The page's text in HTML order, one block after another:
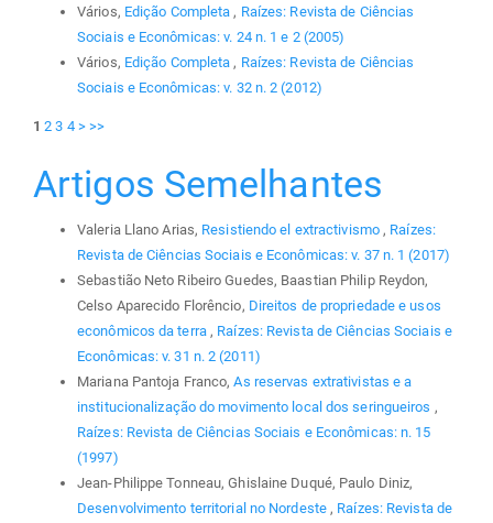
Vários, Edição Completa, Raízes: Revista de Ciências
Sociais e Econômicas: v. 24 n. 1 e 2 (2005)
Vários, Edição Completa, Raízes: Revista de Ciências
Sociais e Econômicas: v. 32 n. 2 (2012)
1 2 3 4 > >>
Artigos Semelhantes
Valeria Llano Arias, Resistiendo el extractivismo, Raízes:
Revista de Ciências Sociais e Econômicas: v. 37 n. 1 (2017)
Sebastião Neto Ribeiro Guedes, Baastian Philip Reydon,
Celso Aparecido Florêncio, Direitos de propriedade e usos
econômicos da terra , Raízes: Revista de Ciências Sociais e
Econômicas: v. 31 n. 2 (2011)
Mariana Pantoja Franco,As reservas extrativistas e a
institucionalização do movimento local dos seringueiros ,
Raízes: Revista de Ciências Sociais e Econômicas: n. 15
(1997)
Jean-Philippe Tonneau, Ghislaine Duqué, Paulo Diniz,
Desenvolvimento territorial no Nordeste, Raízes: Revista de